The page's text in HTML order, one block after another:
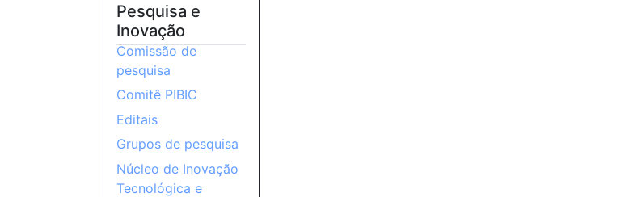
Pesquisa e
Inovação
Comissão de
pesquisa
Comitê PIBIC
Editais
Grupos de pesquisa
Núcleo de Inovação
Tecnológica e